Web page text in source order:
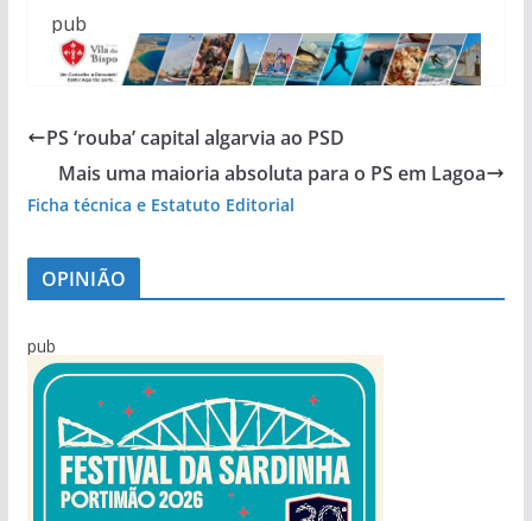
pub
PS ‘rouba’ capital algarvia ao PSD
Mais uma maioria absoluta para o PS em Lagoa
Ficha técnica e Estatuto Editorial
OPINIÃO
pub